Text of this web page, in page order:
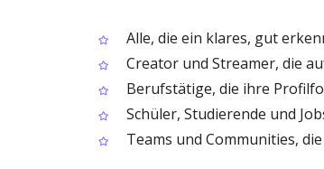
Alle, die ein klares, gut
Creator und Streamer, die
Berufstätige, die ihre
Schüler, Studierende und
Teams und Communities,